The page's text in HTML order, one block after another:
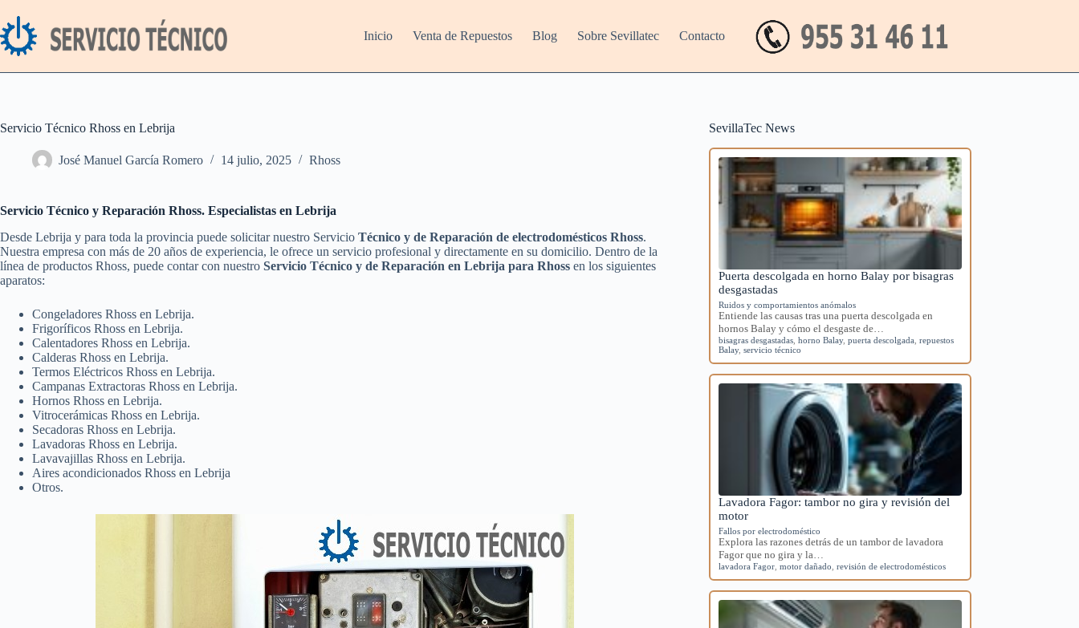
al
contenido
Inicio Venta de Repuestos Blog Sobre Sevillatec Contacto
Servicio Técnico Rhoss en Lebrija
José Manuel García Romero 14 julio, 2025 Rhoss
Servicio Técnico y Reparación Rhoss. Especialistas en Lebrija
Desde Lebrija y para toda la provincia puede solicitar nuestro Servicio Técnico y de Reparación de electrodomésticos Rhoss.
Nuestra empresa con más de 20 años de experiencia, le ofrece un servicio profesional y directamente en su domicilio. Dentro de la
línea de productos Rhoss, puede contar con nuestro Servicio Técnico y de Reparación en Lebrija para Rhoss en los siguientes
aparatos:
Congeladores Rhoss en Lebrija.
Frigoríficos Rhoss en Lebrija.
Calentadores Rhoss en Lebrija.
Calderas Rhoss en Lebrija.
Termos Eléctricos Rhoss en Lebrija.
Campanas Extractoras Rhoss en Lebrija.
Hornos Rhoss en Lebrija.
Vitrocerámicas Rhoss en Lebrija.
Secadoras Rhoss en Lebrija.
Lavadoras Rhoss en Lebrija.
Lavavajillas Rhoss en Lebrija.
Aires acondicionados Rhoss en Lebrija
Otros.
SevillaTec News
Puerta descolgada en horno Balay por bisagras
desgastadas
Ruidos y comportamientos anómalos
Entiende las causas tras una puerta descolgada en
hornos Balay y cómo el desgaste de…
bisagras desgastadas ,horno Balay,puerta descolgada ,repuestos
Balay,servicio técnico
Lavadora Fagor: tambor no gira y revisión del
motor
Fallos por electrodoméstico
Explora las razones detrás de un tambor de lavadora
Fagor que no gira y la…
lavadora Fagor ,motor dañado ,revisión de electrodomésticos